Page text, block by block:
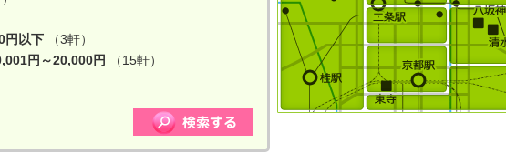
円以下 （3軒）
円～20,000円
（15軒）